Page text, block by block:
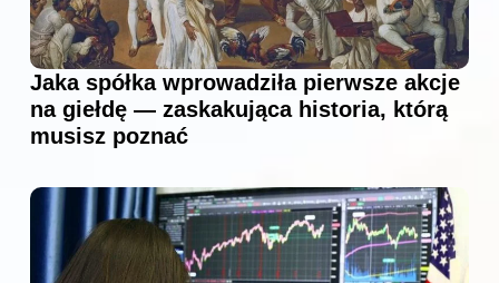
Jaka spółka wprowadziła pierwsze akcje
na giełdę — zaskakująca historia, którą
musisz poznać